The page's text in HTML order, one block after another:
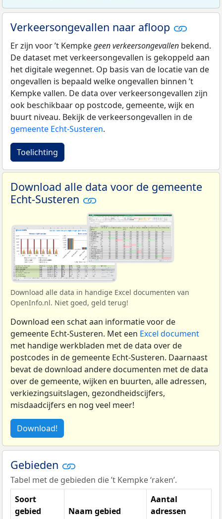
Verkeersongevallen naar afloop
Er zijn voor ’t Kempkegeen verkeersongevallen bekend.
De dataset met verkeersongevallen is gekoppeld aan
het digitale wegennet. Op basis van de locatie van de
ongevallen is bepaald welke ongevallen binnen ’t
Kempke vallen. De data over verkeersongevallen zijn
ook beschikbaar op postcode, gemeente, wijk en
buurt niveau. Bekijk de verkeersongevallen in de
gemeente Echt-Susteren.
Toelichting
Download alle data voor de gemeente
Echt-Susteren
Download alle data in handige Excel documenten van
OpenInfo.nl. Niet goed, geld terug!
Download een schat aan informatie voor de
gemeente Echt-Susteren. Met een Excel document
met handige werkbladen met de data over de
postcodes in de gemeente Echt-Susteren. Daarnaast
bevat de download andere documenten met de data
over de gemeente, wijken en buurten, alle adressen,
verkiezingsuitslagen, gezondheidscijfers,
misdaadcijfers en nog veel meer!
Download!
Gebieden
Tabel met de gebieden die ’t Kempke ‘raken’.
Soort
gebied
Naam gebied
Aantal
adressen